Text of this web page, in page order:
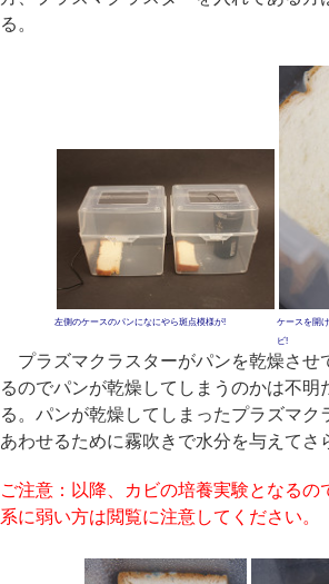
る。
左側のケースのパンになにやら斑点模様が!
ケースを開
ビ!
プラズマクラスターがパンを乾燥させ
るのでパンが乾燥してしまうのかは不明
る。パンが乾燥してしまったプラズマク
あわせるために霧吹きで水分を与えてさ
ご注意：以降、カビの培養実験となるの
系に弱い方は閲覧に注意してください。